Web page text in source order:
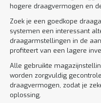
hogere draagvermogen en
Zoek je een goedkope
systemen een interessant
draagarmstellingen in de
profiteert van een lagere
Alle gebruikte
worden zorgvuldig
draagvermogen, zodat je
oplossing.